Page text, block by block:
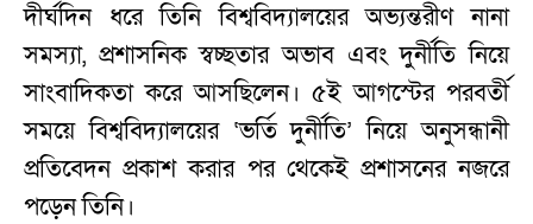
দীর্ঘদিন ধরে তিনি বিশ্ববিদ্যালয়ের অভ্যন্তরীণ নানা
সমস্যা, প্রশাসনিক স্বচ্ছতার অভাব এবং দুর্নীতি নিয়ে
সাংবাদিকতা করে আসছিলেন। ৫ই আগস্টের পরবর্তী
সময়ে বিশ্ববিদ্যালয়ের ‘ভর্তি দুর্নীতি’ নিয়ে অনুসন্ধানী
প্রতিবেদন প্রকাশ করার পর থেকেই প্রশাসনের নজরে
পড়েন তিনি।